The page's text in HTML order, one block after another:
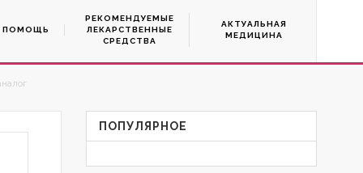
ПОМОЩЬ
РЕКОМЕНДУЕМЫЕ
ЛЕКАРСТВЕННЫЕ
СРЕДСТВА
АКТУАЛЬНАЯ
МЕДИЦИНА
ПОПУЛЯРНОЕ